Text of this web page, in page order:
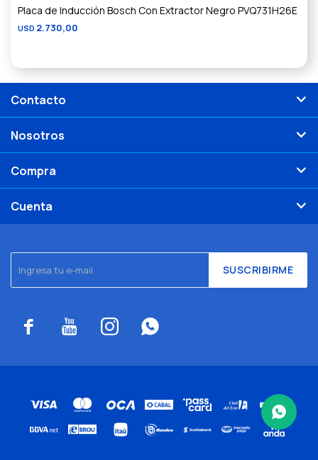
Placa de Inducción Bosch Con Extractor Negro PVQ731H26E
USD 2.730,00
SUSCRIBIRME
   
Contacto
Nosotros
Compra
Cuenta